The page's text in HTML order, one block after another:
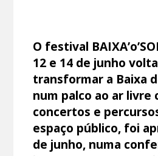
O festival
12 e 14 de junho
transformar a Baixa
num palco ao ar livre
concertos e
espaço público, foi
de junho, numa